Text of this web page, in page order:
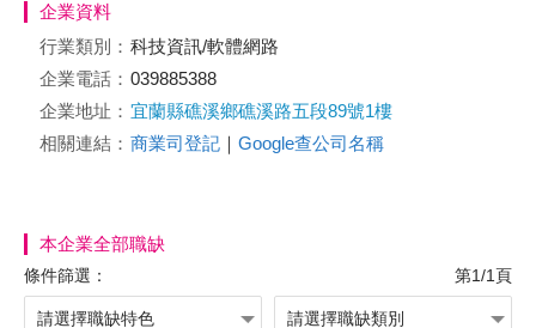
企業資料
行業類別： 科技資訊/軟體網路
企業電話： 039885388
企業地址： 宜蘭縣礁溪鄉礁溪路五段89號1樓
相關連結： 商業司登記 ｜ Google查公司名稱
本企業全部職缺
條件篩選： 第1/1頁